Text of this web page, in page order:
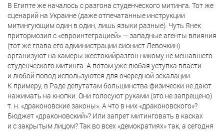
В Египте же началось с разгона студенческого митинга. Тот же
сценарий на Украине (даже отпечатанные инструкции
митингующим один в один, лишь языки разные). Чуть Янек
притормозил с «евроинтеграцией» — западные агенты влияния
(тот же глава его администрации сионист Левочкин)
организуют на камеры жестокийразгон никому не мешавшего
студенческого митинга. А потом уже любая уступка власти
и любой повод используются для очередной эскалации.
К примеру, в Раде депутатам большинства физически не дают
нажимать на кнопки. Они голосуют руками (это не запрещено)
т. н. «драконовские законы». А что в них «драконовского»?
Бюджет «драконовский»? Или запрет митинговать в касках
и с закрытым лицом? Так во всех «демократиях» так, а сегодня